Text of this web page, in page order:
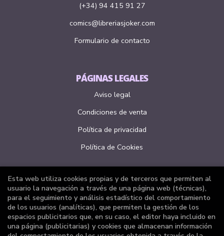
(+34) 94 415 91 27
comics@libreriasjoker.com
Formulario de contacto
PÁGINAS LEGALES
Aviso legal
Condiciones de venta
Política de privacidad
Política de Cookies
ATENCIÓN AL CLIENTE
Quiénes somos
Pedidos especiales
Esta web utiliza cookies propias y de terceros que permiten al
usuario la navegación a través de una página web (técnicas),
para el seguimiento y análisis estadístico del comportamiento
de los usuarios (analíticas), que permiten la gestión de los
espacios publicitarios que, en su caso, el editor haya incluido en
una página (publicitarias) y cookies que almacenan información